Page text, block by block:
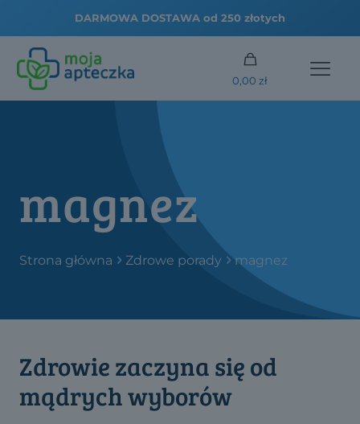
DARMOWA DOSTAWA od 250 złotych
0,00 zł
magnez
Strona główna Zdrowe porady magnez
Zdrowie zaczyna się od
mądrych wyborów